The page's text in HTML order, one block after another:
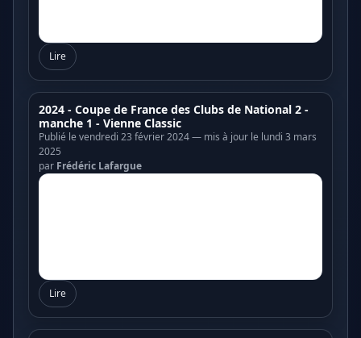
Lire
2024 - Coupe de France des Clubs de National 2 -
manche 1 - Vienne Classic
Publié le vendredi 23 février 2024 — mis à jour le lundi 3 mars
2025
par Frédéric Lafargue
Lire